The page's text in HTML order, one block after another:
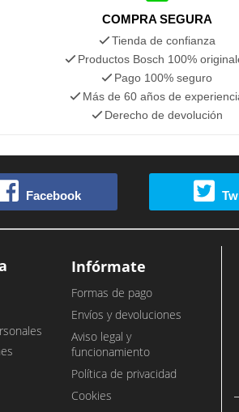
COMPRA SEGURA
Tienda de confianza
Productos Bosch 100%
Pago 100% seguro
Más de 60 años de
Derecho de devolución
Facebook
Infórmate
Formas de pago
Envíos y devoluciones
Aviso legal y
funcionamiento
Política de privacidad
Cookies